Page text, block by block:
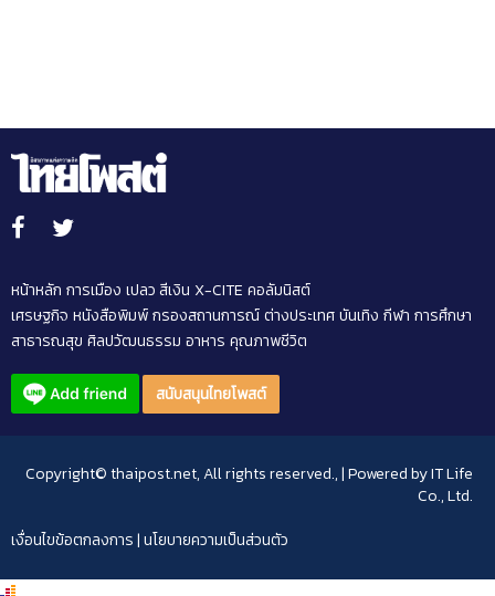
หน้าหลัก การเมือง เปลว สีเงิน X-CITE คอลัมนิสต์
เศรษฐกิจ หนังสือพิมพ์กรองสถานการณ์ต่างประเทศบันเทิง กีฬา การศึกษา
สาธารณสุข ศิลปวัฒนธรรม อาหาร คุณภาพชีวิต
สนับสนุนไทยโพสต์
Copyright© thaipost.net, All rights reserved., | Powered byIT Life
Co., Ltd.
เงื่อนไขข้อตกลงการ|นโยบายความเป็นส่วนตัว